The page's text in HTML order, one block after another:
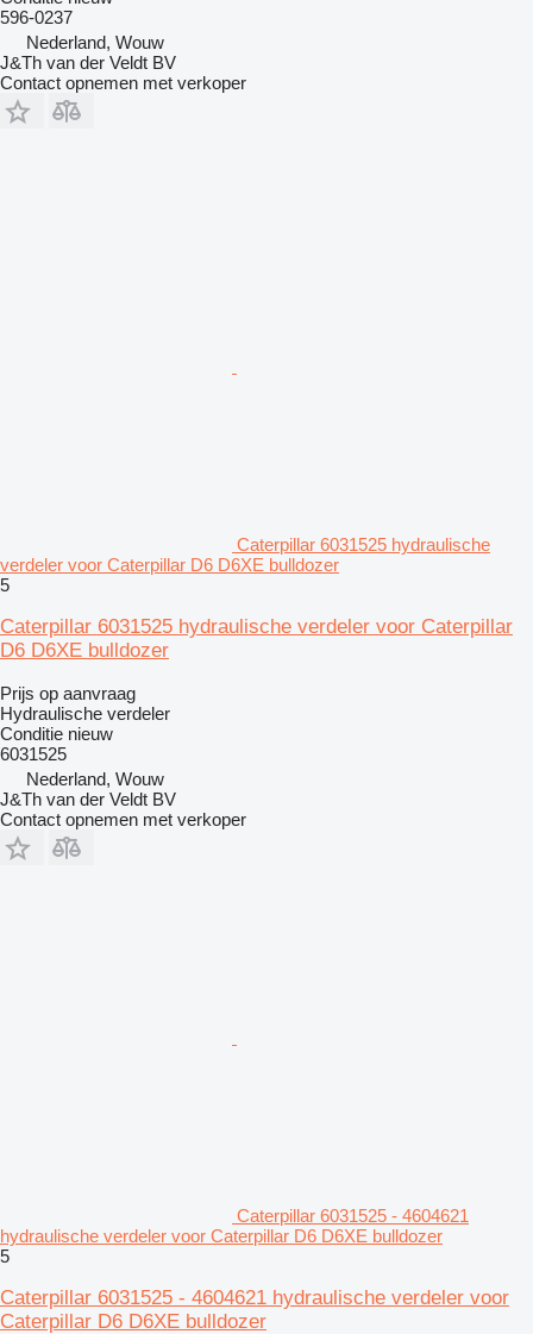
596-0237
Nederland, Wouw
J&Th van der Veldt BV
Contact opnemen met verkoper
Caterpillar 6031525 hydraulische
verdeler voor Caterpillar D6 D6XE bulldozer
5
Caterpillar 6031525 hydraulische verdeler voor Caterpillar
D6 D6XE bulldozer
Prijs op aanvraag
Hydraulische verdeler
Conditie nieuw
6031525
Nederland, Wouw
J&Th van der Veldt BV
Contact opnemen met verkoper
Caterpillar 6031525 - 4604621
hydraulische verdeler voor Caterpillar D6 D6XE bulldozer
5
Caterpillar 6031525 - 4604621 hydraulische verdeler voor
Caterpillar D6 D6XE bulldozer